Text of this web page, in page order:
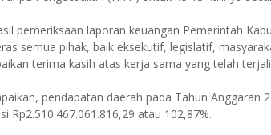
pemeriksaan laporan keuangan Pemerintah
semua pihak, baik eksekutif, legislatif,
terima kasih atas kerja sama yang telah
pendapatan daerah pada Tahun Anggaran
Rp2.510.467.061.816,29 atau 102,87%.